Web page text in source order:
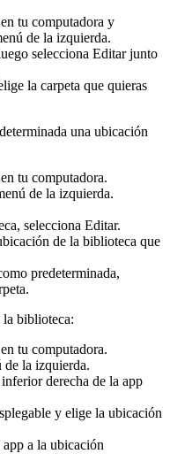
tu computadora y
de la izquierda.
selecciona Editarjunto
la carpeta que quieras
una ubicación
tu computadora.
de la izquierda.
, selecciona Editar.
de la biblioteca que
predeterminada,
.
la biblioteca:
tu computadora.
de la izquierda.
derecha de la app
y elige la ubicación
a la ubicación